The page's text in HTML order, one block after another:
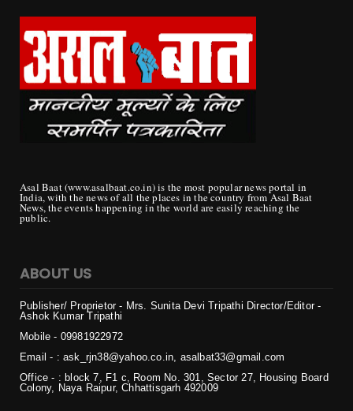
Asal Baat (www.asalbaat.co.in) is the most popular news portal in
ABOUT US
Ashok Kumar Tripathi
Email - : ask_rjn38@yahoo.co.in, asalbat33@gmail.com
Office - : block 7, F1 c, Room No. 301, Sector 27, Housing Board
Colony, Naya Raipur, Chhattisgarh 492009
Copyright ©
2026 | असल बात (Asal Baat) | All Rights Reserved